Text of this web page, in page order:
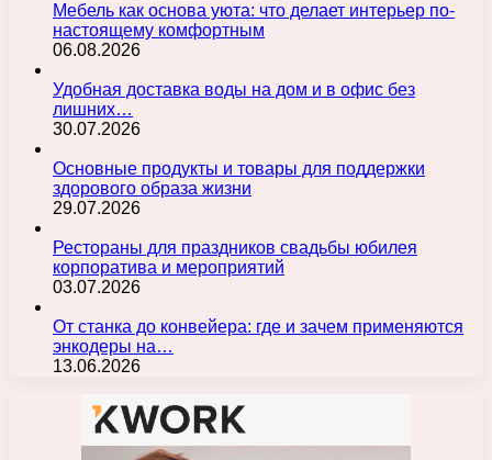
Мебель как основа уюта: что делает интерьер по-
настоящему комфортным
06.08.2026
Удобная доставка воды на дом и в офис без
лишних…
30.07.2026
Основные продукты и товары для поддержки
здорового образа жизни
29.07.2026
Рестораны для праздников свадьбы юбилея
корпоратива и мероприятий
03.07.2026
От станка до конвейера: где и зачем применяются
энкодеры на…
13.06.2026